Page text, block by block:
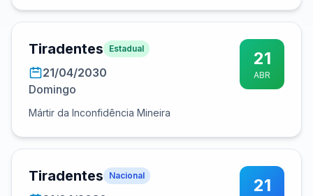
Tiradentes Estadual
21/04/2030
Domingo
Mártir da Inconfidência Mineira
21
ABR
Tiradentes Nacional 21